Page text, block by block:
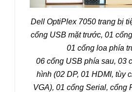
Dell OptiPlex 7050 trang bị
cổng USB mặt trước, 01
01 cổng loa phía
06 cổng USB phía sau, 03
hình (02 DP, 01 HDMI, tùy
VGA), 01 cổng Serial, cổng